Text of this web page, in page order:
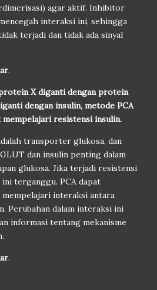
agar aktif. Inhibitor
interaksi ini, sehingga
terjadi dan tidak ada sinyal
.
X diganti dengan protein
dengan insulin, metode PCA
mempelajari resistensi insulin.
transporter glukosa, dan
dan insulin penting dalam
glukosa. Jika terjadi resistensi
terganggu. PCA dapat
mempelajari interaksi antara
Perubahan dalam interaksi ini
informasi tentang mekanisme
.